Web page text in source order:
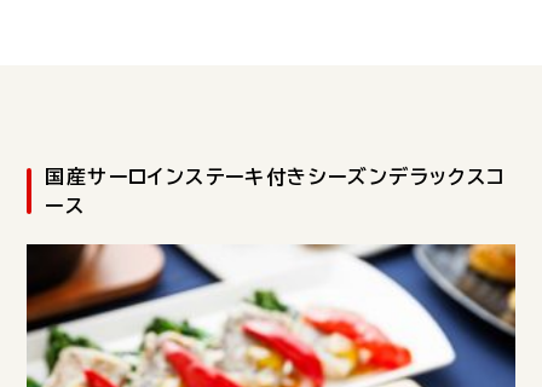
国産サーロインステーキ付きシーズンデラックスコ
ース